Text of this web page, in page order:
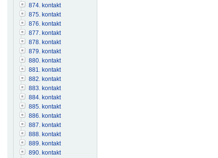
874. kontakt
875. kontakt
876. kontakt
877. kontakt
878. kontakt
879. kontakt
880. kontakt
881. kontakt
882. kontakt
883. kontakt
884. kontakt
885. kontakt
886. kontakt
887. kontakt
888. kontakt
889. kontakt
890. kontakt